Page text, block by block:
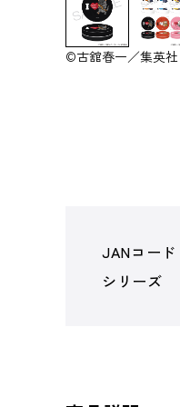
©古舘春一／集英
JANコード
シリーズ